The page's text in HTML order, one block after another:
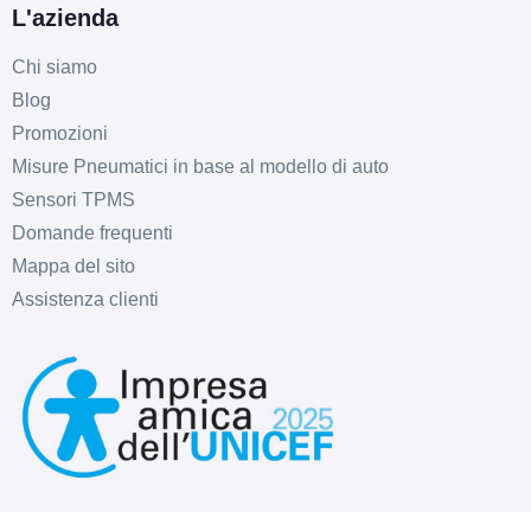
L'azienda
Chi siamo
Blog
Promozioni
Misure Pneumatici in base al modello di auto
Sensori TPMS
Domande frequenti
Mappa del sito
Assistenza clienti